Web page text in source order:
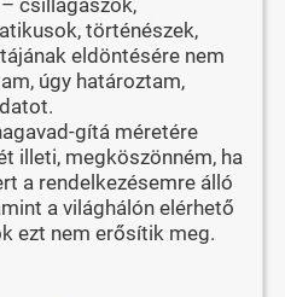
történészek,
eldöntésére nem
úgy határoztam,
gítá méretére
illeti, megköszönném, ha
a rendelkezésemre álló
a világhálón elérhető
ezt nem erősítik meg.